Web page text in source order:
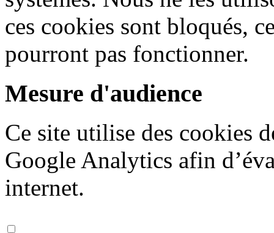
ces cookies sont bloqués,
pourront pas fonctionner.
Mesure d'audience
Ce site utilise des cookies
Google Analytics afin
internet.